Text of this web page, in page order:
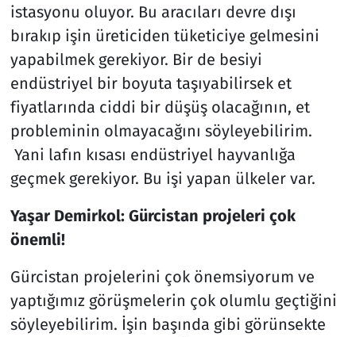
istasyonu oluyor. Bu aracıları devre dışı
bırakıp işin üreticiden tüketiciye gelmesini
yapabilmek gerekiyor. Bir de besiyi
endüstriyel bir boyuta taşıyabilirsek et
fiyatlarında ciddi bir düşüş olacağının, et
probleminin olmayacağını söyleyebilirim.
Yani lafın kısası endüstriyel hayvanlığa
geçmek gerekiyor. Bu işi yapan ülkeler var.
Yaşar Demirkol: Gürcistan projeleri çok
önemli!
Gürcistan projelerini çok önemsiyorum ve
yaptığımız görüşmelerin çok olumlu geçtiğini
söyleyebilirim. İşin başında gibi görünsekte